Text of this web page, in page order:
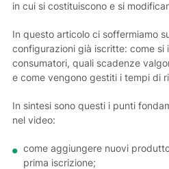
in cui si costituiscono e si
In questo articolo ci soffermiamo
configurazioni già iscritte: come
consumatori, quali scadenze
e come vengono gestiti i tempi di
In sintesi sono questi i punti
nel video:
come aggiungere nuovi
prima iscrizione;